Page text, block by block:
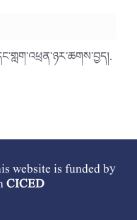
website is funded by
CICED